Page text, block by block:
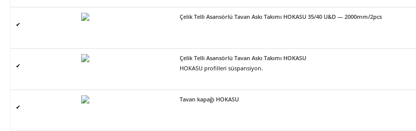
✔
Çelik Telli Asansörlü Tavan Askı Takımı HOKASU 35/40 U&D — 2000mm/2pcs
✔
Çelik Telli Asansörlü Tavan Askı Takımı HOKASU
HOKASU profilleri süspansiyon.
✔
Tavan kapağı HOKASU